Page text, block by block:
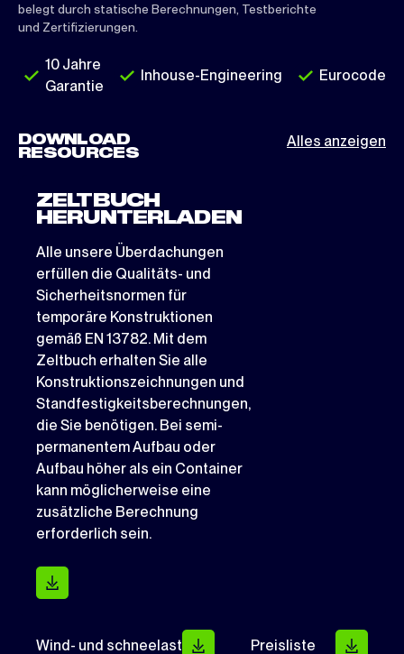
belegt durch statische Berechnungen, Testberichte
und Zertifizierungen.
10 Jahre
Garantie
Inhouse-Engineering Eurocode
DOWNLOAD
RESOURCES
Alles anzeigen
ZELTBUCH
HERUNTERLADEN
Alle unsere Überdachungen
erfüllen die Qualitäts- und
Sicherheitsnormen für
temporäre Konstruktionen
gemäß EN 13782. Mit dem
Zeltbuch erhalten Sie alle
Konstruktionszeichnungen und
Standfestigkeitsberechnungen,
die Sie benötigen. Bei semi-
permanentem Aufbau oder
Aufbau höher als ein Container
kann möglicherweise eine
zusätzliche Berechnung
erforderlich sein.
Wind- und schneelast Preisliste